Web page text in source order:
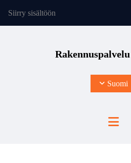
Siirry sisältöön
Suomi